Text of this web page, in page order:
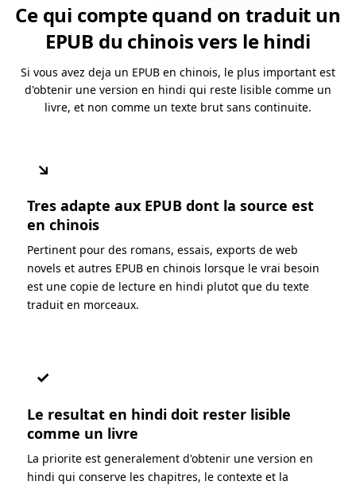
Ce qui compte quand on traduit un
EPUB du chinois vers le hindi
Si vous avez deja un EPUB en chinois, le plus important est
d'obtenir une version en hindi qui reste lisible comme un
livre, et non comme un texte brut sans continuite.
↘
Tres adapte aux EPUB dont la source est
en chinois
Pertinent pour des romans, essais, exports de web
novels et autres EPUB en chinois lorsque le vrai besoin
est une copie de lecture en hindi plutot que du texte
traduit en morceaux.
✓
Le resultat en hindi doit rester lisible
comme un livre
La priorite est generalement d'obtenir une version en
hindi qui conserve les chapitres, le contexte et la